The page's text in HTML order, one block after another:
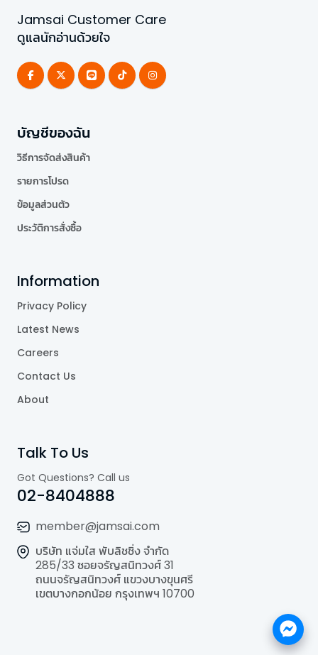
Jamsai Customer Care
ดูแลนักอ่านด้วยใจ
บัญชีของฉัน
วิธีการจัดส่งสินค้า
รายการโปรด
ข้อมูลส่วนตัว
ประวัติการสั่งซื้อ
Information
Privacy Policy
Latest News
Careers
Contact Us
About
Talk To Us
Got Questions? Call us
02-8404888
member@jamsai.com
บริษัท แจ่มใส พับลิชชิ่ง จำกัด
285/33 ซอยจรัญสนิทวงศ์ 31
ถนนจรัญสนิทวงศ์ แขวงบางขุนศรี
เขตบางกอกน้อย กรุงเทพฯ 10700